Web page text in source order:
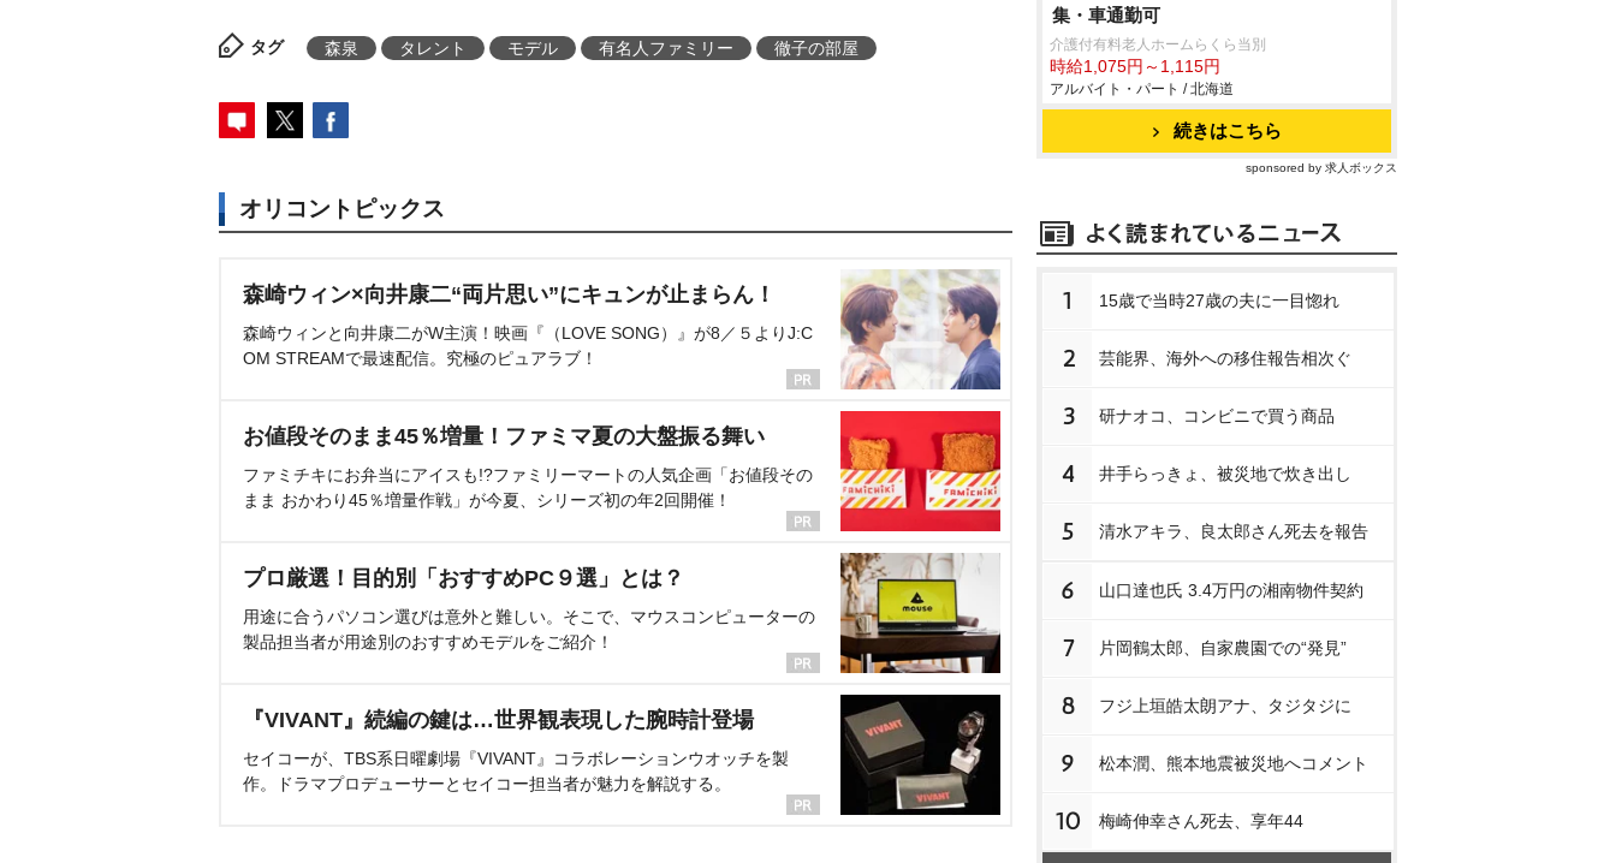
タグ 森泉 タレント モデル 有名人ファミリー 徹子の部屋
オリコントピックス
森崎ウィン×向井康二“両片思い”にキュンが止まらん！
森崎ウィンと向井康二がW主演！映画『（LOVE SONG）』が8／５よりJ:C
OM STREAMで最速配信。究極のピュアラブ！
お値段そのまま45％増量！ファミマ夏の大盤振る舞い
ファミチキにお弁当にアイスも!?ファミリーマートの人気企画「お値段その
まま おかわり45％増量作戦」が今夏、シリーズ初の年2回開催！
プロ厳選！目的別「おすすめPC９選」とは？
用途に合うパソコン選びは意外と難しい。そこで、マウスコンピューターの
製品担当者が用途別のおすすめモデルをご紹介！
『VIVANT』続編の鍵は…世界観表現した腕時計登場
セイコーが、TBS系日曜劇場『VIVANT』コラボレーションウオッチを製
作。ドラマプロデューサーとセイコー担当者が魅力を解説する。
集・車通勤可
介護付有料老人ホームらくら当別
時給1,075円～1,115円
アルバイト・パート / 北海道
続きはこちら
sponsored by 求人ボックス
1 15歳で当時27歳の夫に一目惚れ
2 芸能界、海外への移住報告相次ぐ
3 研ナオコ、コンビニで買う商品
4 井手らっきょ、被災地で炊き出し
5 清水アキラ、良太郎さん死去を報告
6 山口達也氏 3.4万円の湘南物件契約
7 片岡鶴太郎、自家農園での“発見”
8 フジ上垣皓太朗アナ、タジタジに
9 松本潤、熊本地震被災地へコメント
10 梅崎伸幸さん死去、享年44